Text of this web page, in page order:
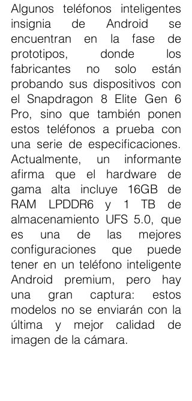
Algunos teléfonos inteligentes
insignia de Android se
encuentran en la fase de
prototipos, donde los
fabricantes no solo están
probando sus dispositivos con
el Snapdragon 8 Elite Gen 6
Pro, sino que también ponen
estos teléfonos a prueba con
una serie de especificaciones.
Actualmente, un informante
afirma que el hardware de
gama alta incluye 16GB de
RAM LPDDR6 y 1 TB de
almacenamiento UFS 5.0, que
es una de las mejores
configuraciones que puede
tener en un teléfono inteligente
Android premium, pero hay
una gran captura: estos
modelos no se enviarán con la
última y mejor calidad de
imagen de la cámara.